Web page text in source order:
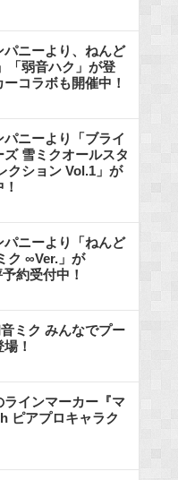
ニーより、ねんど
「弱音ハク」が登
コラボも開催中！
ニーより「ブライ
雪ミクオールスタ
クション Vol.1」が
ニーより「ねんど
ク ∞Ver.」が
約受付中！
ミク みんなでプー
！
インマーカー『マ
ピアプロキャラク